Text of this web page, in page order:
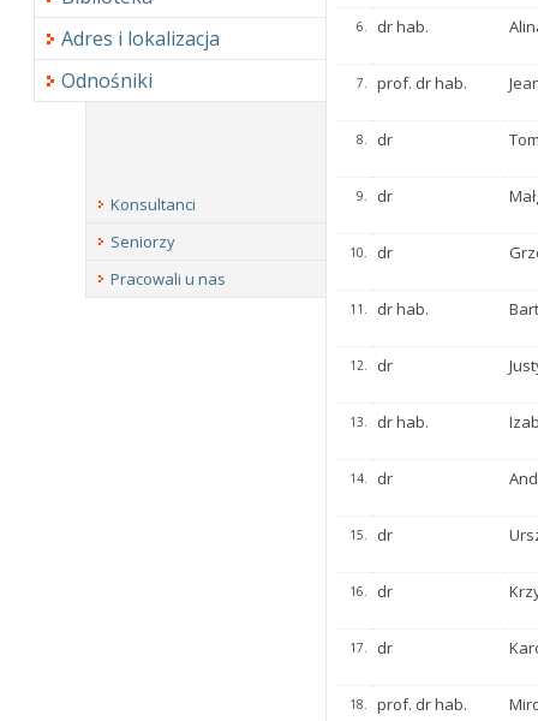
Adres i lokalizacja
Odnośniki
6. dr hab.
7. prof. dr hab.
8. dr
9. dr
10. dr
11. dr hab.
12. dr
13. dr hab.
14. dr
15. dr
16. dr
17. dr
18. prof. dr hab.
Konsultanci
Seniorzy
Pracowali u nas